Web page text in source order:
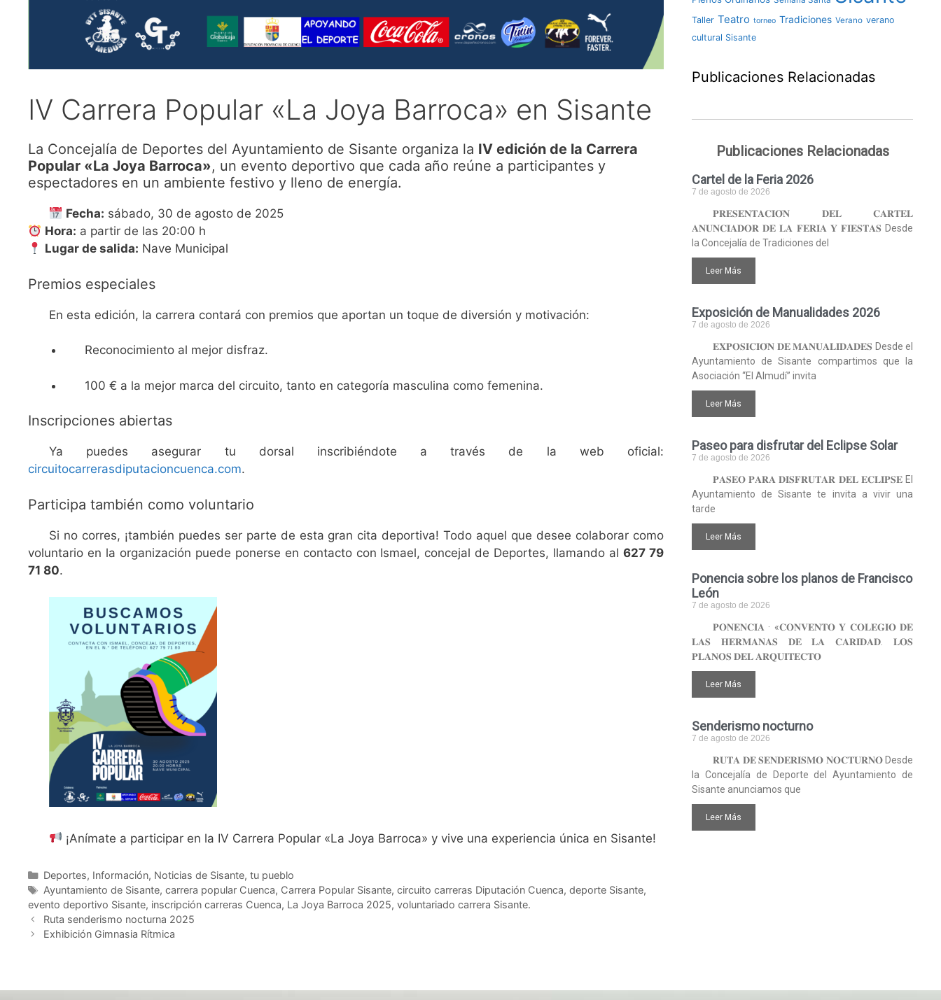
IV Carrera Popular «La Joya Barroca» en Sisante
La Concejalía de Deportes del Ayuntamiento de Sisante organiza la IV edición de la Carrera
Popular «La Joya Barroca», un evento deportivo que cada año reúne a participantes y
espectadores en un ambiente festivo y lleno de energía.
Fecha: sábado, 30 de agosto de 2025
Hora: a partir de las 20:00 h
Lugar de salida: Nave Municipal
Premios especiales
En esta edición, la carrera contará con premios que aportan un toque de diversión y motivación:
Reconocimiento al mejor disfraz.
100 € a la mejor marca del circuito, tanto en categoría masculina como femenina.
Inscripciones abiertas
Ya puedes asegurar tu dorsal inscribiéndote a través de la web oficial:
circuitocarrerasdiputacioncuenca.com.
Participa también como voluntario
Si no corres, ¡también puedes ser parte de esta gran cita deportiva! Todo aquel que desee colaborar como
voluntario en la organización puede ponerse en contacto con Ismael, concejal de Deportes, llamando al627 79
71 80.
¡Anímate a participar en la IV Carrera Popular «La Joya Barroca» y vive una experiencia única en Sisante!
Deportes, Información, Noticias de Sisante, tu pueblo
Ayuntamiento de Sisante, carrera popular Cuenca, Carrera Popular Sisante, circuito carreras Diputación Cuenca, deporte Sisante,
evento deportivo Sisante, inscripción carreras Cuenca, La Joya Barroca 2025, voluntariado carrera Sisante.
Ruta senderismo nocturna 2025
Exhibición Gimnasia Rítmica
Taller Teatro torneo Tradiciones Verano verano
cultural Sisante
Publicaciones Relacionadas
Publicaciones Relacionadas
Cartel de la Feria 2026
7 de agosto de 2026
𝐏𝐑𝐄𝐒𝐄𝐍𝐓𝐀𝐂𝐈𝐎́𝐍 𝐃𝐄𝐋 𝐂𝐀𝐑𝐓𝐄𝐋
𝐀𝐍𝐔𝐍𝐂𝐈𝐀𝐃𝐎𝐑 𝐃𝐄 𝐋𝐀 𝐅𝐄𝐑𝐈𝐀 𝐘 𝐅𝐈𝐄𝐒𝐓𝐀𝐒 Desde
la Concejalía de Tradiciones del
Leer Más
Exposición de Manualidades 2026
7 de agosto de 2026
𝐄𝐗𝐏𝐎𝐒𝐈𝐂𝐈𝐎́𝐍 𝐃𝐄 𝐌𝐀𝐍𝐔𝐀𝐋𝐈𝐃𝐀𝐃𝐄𝐒 Desde el
Ayuntamiento de Sisante compartimos que la
Asociación “El Almudí” invita
Leer Más
Paseo para disfrutar del Eclipse Solar
7 de agosto de 2026
𝐏𝐀𝐒𝐄𝐎 𝐏𝐀𝐑𝐀 𝐃𝐈𝐒𝐅𝐑𝐔𝐓𝐀𝐑 𝐃𝐄𝐋 𝐄𝐂𝐋𝐈𝐏𝐒𝐄 El
Ayuntamiento de Sisante te invita a vivir una
tarde
Leer Más
Ponencia sobre los planos de Francisco
León
7 de agosto de 2026
𝐏𝐎𝐍𝐄𝐍𝐂𝐈𝐀 · «𝐂𝐎𝐍𝐕𝐄𝐍𝐓𝐎 𝐘 𝐂𝐎𝐋𝐄𝐆𝐈𝐎 𝐃𝐄
𝐋𝐀𝐒 𝐇𝐄𝐑𝐌𝐀𝐍𝐀𝐒 𝐃𝐄 𝐋𝐀 𝐂𝐀𝐑𝐈𝐃𝐀𝐃. 𝐋𝐎𝐒
𝐏𝐋𝐀𝐍𝐎𝐒 𝐃𝐄𝐋 𝐀𝐑𝐐𝐔𝐈𝐓𝐄𝐂𝐓𝐎
Leer Más
Senderismo nocturno
7 de agosto de 2026
𝐑𝐔𝐓𝐀 𝐃𝐄 𝐒𝐄𝐍𝐃𝐄𝐑𝐈𝐒𝐌𝐎 𝐍𝐎𝐂𝐓𝐔𝐑𝐍𝐎 Desde
la Concejalía de Deporte del Ayuntamiento de
Sisante anunciamos que
Leer Más